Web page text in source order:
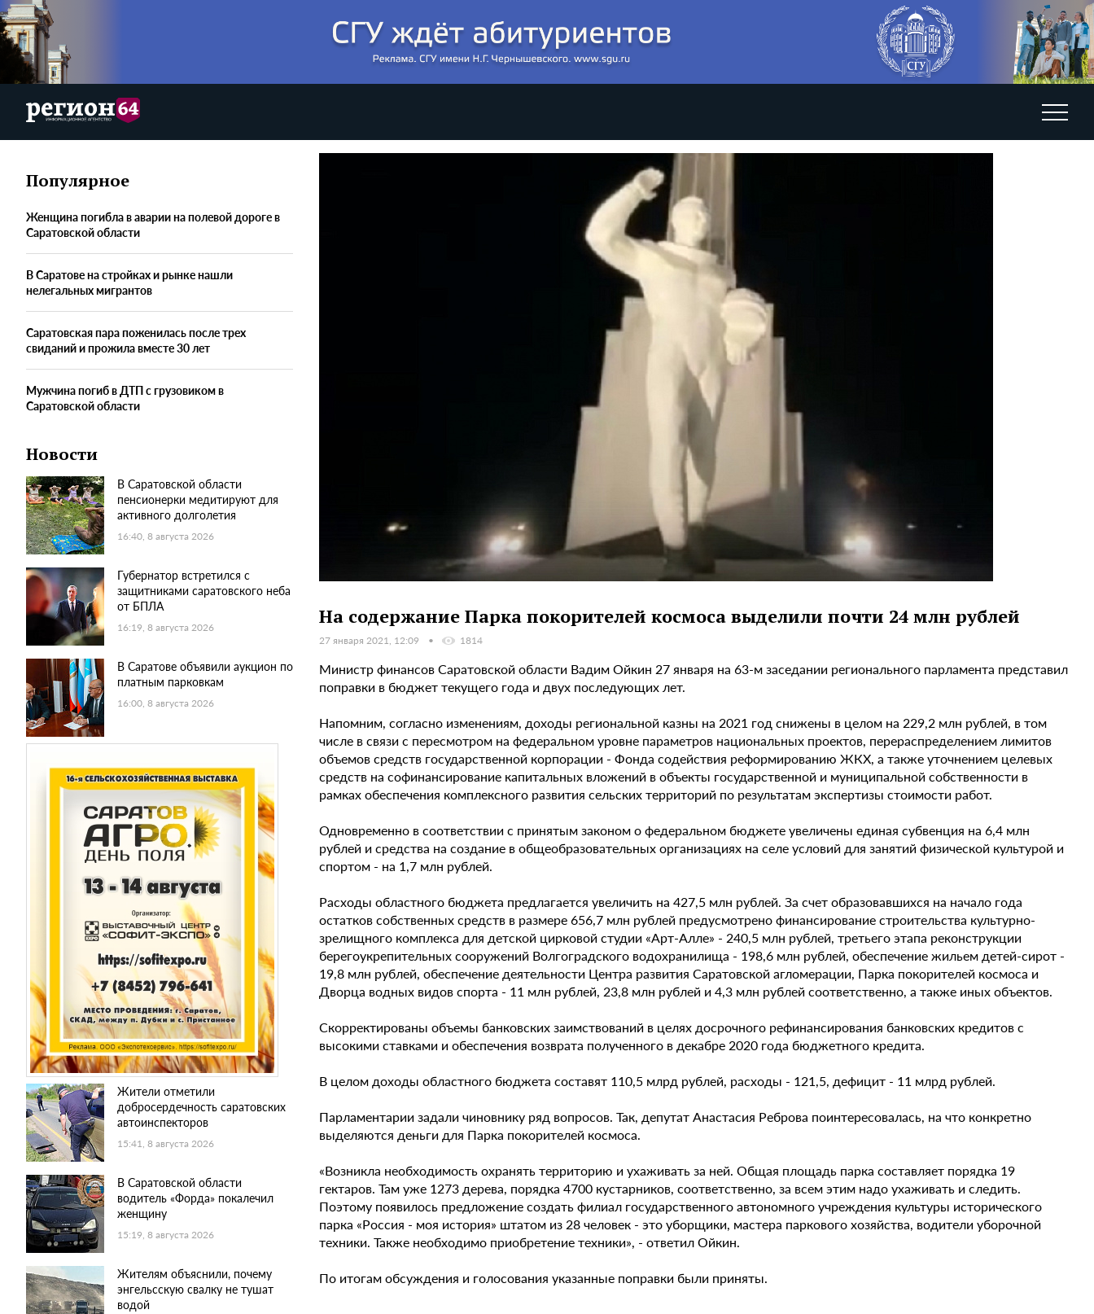
Популярное
Женщина погибла в аварии на полевой дороге в
Саратовской области
В Саратове на стройках и рынке нашли
нелегальных мигрантов
Саратовская пара поженилась после трех
свиданий и прожила вместе 30 лет
Мужчина погиб в ДТП с грузовиком в
Саратовской области
Новости
В Саратовской области
пенсионерки медитируют для
активного долголетия
16:40, 8 августа 2026
Губернатор встретился с
защитниками саратовского неба
от БПЛА
16:19, 8 августа 2026
В Саратове объявили аукцион по
платным парковкам
16:00, 8 августа 2026
Жители отметили
добросердечность саратовских
автоинспекторов
15:41, 8 августа 2026
В Саратовской области
водитель «Форда» покалечил
женщину
15:19, 8 августа 2026
Жителям объяснили, почему
энгельсскую свалку не тушат
водой
На содержание Парка покорителей космоса выделили почти 24 млн рублей
27 января 2021, 12:09 1814
Министр финансов Саратовской области Вадим Ойкин 27 января на 63-м заседании регионального парламента представил
поправки в бюджет текущего года и двух последующих лет.
Напомним, согласно изменениям, доходы региональной казны на 2021 год снижены в целом на 229,2 млн рублей, в том
числе в связи с пересмотром на федеральном уровне параметров национальных проектов, перераспределением лимитов
объемов средств государственной корпорации - Фонда содействия реформированию ЖКХ, а также уточнением целевых
средств на софинансирование капитальных вложений в объекты государственной и муниципальной собственности в
рамках обеспечения комплексного развития сельских территорий по результатам экспертизы стоимости работ.
Одновременно в соответствии с принятым законом о федеральном бюджете увеличены единая субвенция на 6,4 млн
рублей и средства на создание в общеобразовательных организациях на селе условий для занятий физической культурой и
спортом - на 1,7 млн рублей.
Расходы областного бюджета предлагается увеличить на 427,5 млн рублей. За счет образовавшихся на начало года
остатков собственных средств в размере 656,7 млн рублей предусмотрено финансирование строительства культурно-
зрелищного комплекса для детской цирковой студии «Арт-Алле» - 240,5 млн рублей, третьего этапа реконструкции
берегоукрепительных сооружений Волгоградского водохранилища - 198,6 млн рублей, обеспечение жильем детей-сирот -
19,8 млн рублей, обеспечение деятельности Центра развития Саратовской агломерации, Парка покорителей космоса и
Дворца водных видов спорта - 11 млн рублей, 23,8 млн рублей и 4,3 млн рублей соответственно, а также иных объектов.
Скорректированы объемы банковских заимствований в целях досрочного рефинансирования банковских кредитов с
высокими ставками и обеспечения возврата полученного в декабре 2020 года бюджетного кредита.
В целом доходы областного бюджета составят 110,5 млрд рублей, расходы - 121,5, дефицит - 11 млрд рублей.
Парламентарии задали чиновнику ряд вопросов. Так, депутат Анастасия Реброва поинтересовалась, на что конкретно
выделяются деньги для Парка покорителей космоса.
«Возникла необходимость охранять территорию и ухаживать за ней. Общая площадь парка составляет порядка 19
гектаров. Там уже 1273 дерева, порядка 4700 кустарников, соответственно, за всем этим надо ухаживать и следить.
Поэтому появилось предложение создать филиал государственного автономного учреждения культуры исторического
парка «Россия - моя история» штатом из 28 человек - это уборщики, мастера паркового хозяйства, водители уборочной
техники. Также необходимо приобретение техники», - ответил Ойкин.
По итогам обсуждения и голосования указанные поправки были приняты.